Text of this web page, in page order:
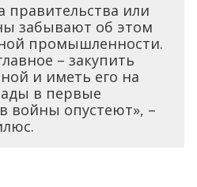
правительства или
забывают об этом
промышленности.
– закупить
и иметь его на
в первые
войны опустеют», –